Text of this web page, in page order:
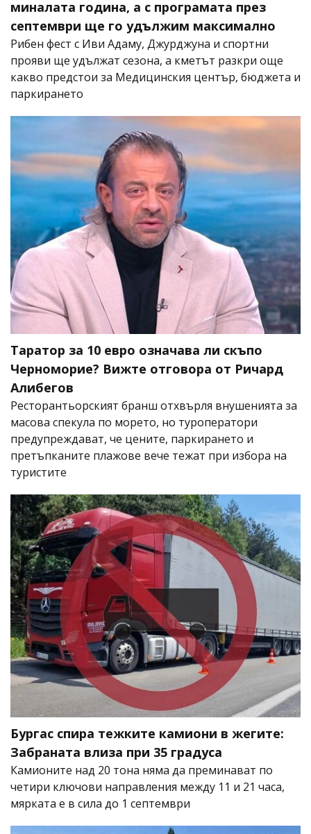
миналата година, а с програмата през
септември ще го удължим максимално
Рибен фест с Иви Адаму, Джурджуна и спортни
прояви ще удължат сезона, а кметът разкри още
какво предстои за Медицинския център, бюджета и
паркирането
Таратор за 10 евро означава ли скъпо
Черноморие? Вижте отговора от Ричард
Алибегов
Ресторантьорският бранш отхвърля внушенията за
масова спекула по морето, но туроператори
предупреждават, че цените, паркирането и
претъпканите плажове вече тежат при избора на
туристите
Бургас спира тежките камиони в жегите:
Забраната влиза при 35 градуса
Камионите над 20 тона няма да преминават по
четири ключови направления между 11 и 21 часа,
мярката е в сила до 1 септември